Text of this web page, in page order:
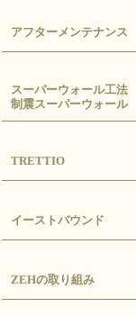
アフターメンテナンス
スーパーウォール工法
制震スーパーウォール
TRETTIO
イーストバウンド
ZEHの取り組み